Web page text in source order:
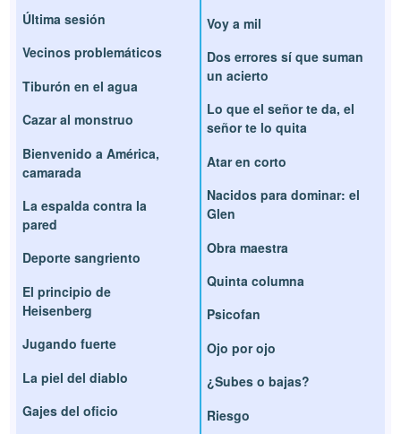
Última sesión
Vecinos problemáticos
Tiburón en el agua
Cazar al monstruo
Bienvenido a América,
camarada
La espalda contra la
pared
Deporte sangriento
El principio de
Heisenberg
Jugando fuerte
La piel del diablo
Gajes del oficio
Voy a mil
Dos errores sí que suman
un acierto
Lo que el señor te da, el
señor te lo quita
Atar en corto
Nacidos para dominar: el
Glen
Obra maestra
Quinta columna
Psicofan
Ojo por ojo
¿Subes o bajas?
Riesgo